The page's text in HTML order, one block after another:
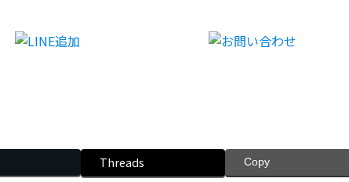
Threads Copy